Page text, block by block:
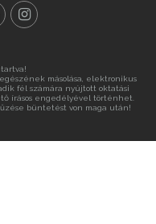
másolása, elektronikus
fél számára nyújtott oktatási
írásos engedélyével történhet.
büntetést von maga után!